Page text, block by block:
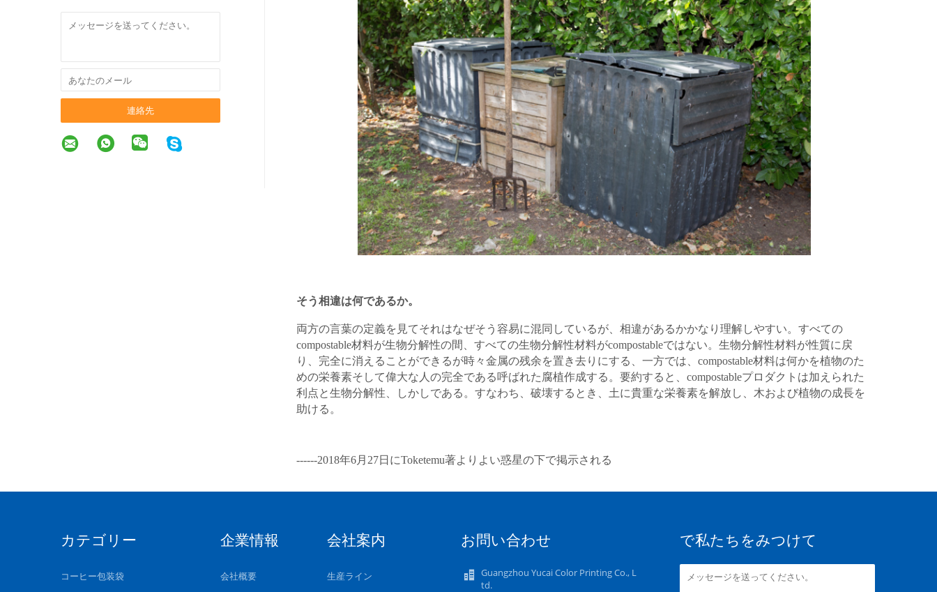
連絡先
そう相違は何であるか。
両方の言葉の定義を見てそれはなぜそう容易に混同しているが、相違があるかかなり理解しやすい。すべての
compostable材料が生物分解性の間、すべての生物分解性材料がcompostableではない。生物分解性材料が性質に戻
り、完全に消えることができるが時々金属の残余を置き去りにする、一方では、compostable材料は何かを植物のた
めの栄養素そして偉大な人の完全である呼ばれた腐植作成する。要約すると、compostableプロダクトは加えられた
利点と生物分解性、しかしである。すなわち、破壊するとき、土に貴重な栄養素を解放し、木および植物の成長を
助ける。
------2018年6月27日にToketemu著よりよい惑星の下で掲示される
カテゴリー
コーヒー包装袋
企業情報
会社概要
会社案内
生産ライン
お問い合わせ
Guangzhou Yucai Color Printing Co., L
td.
で私たちをみつけて